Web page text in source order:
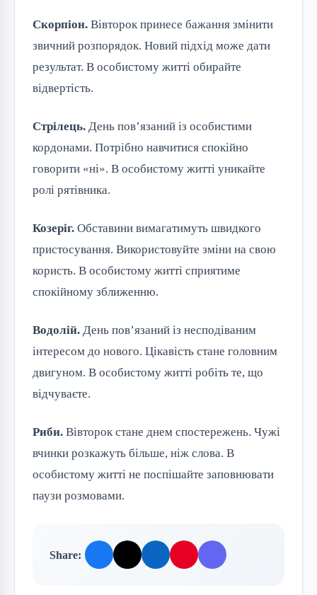
Скорпіон. Вівторок принесе бажання змінити
звичний розпорядок. Новий підхід може дати
результат. В особистому житті обирайте
відвертість.
Стрілець. День пов’язаний із особистими
кордонами. Потрібно навчитися спокійно
говорити «ні». В особистому житті уникайте
ролі рятівника.
Козеріг. Обставини вимагатимуть швидкого
пристосування. Використовуйте зміни на свою
користь. В особистому житті сприятиме
спокійному зближенню.
Водолій. День пов’язаний із несподіваним
інтересом до нового. Цікавість стане головним
двигуном. В особистому житті робіть те, що
відчуваєте.
Риби. Вівторок стане днем спостережень. Чужі
вчинки розкажуть більше, ніж слова. В
особистому житті не поспішайте заповнювати
паузи розмовами.
Share: